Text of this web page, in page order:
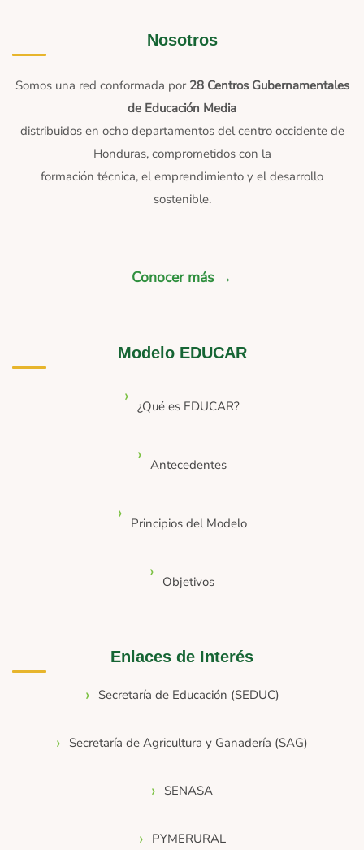
Nosotros
Somos una red conformada por 28 Centros Gubernamentales
de Educación Media
distribuidos en ocho departamentos del centro occidente de
Honduras, comprometidos con la
formación técnica, el emprendimiento y el desarrollo
sostenible.
Conocer más →
Modelo EDUCAR
¿Qué es EDUCAR?
Antecedentes
Principios del Modelo
Objetivos
Enlaces de Interés
Secretaría de Educación (SEDUC)
Secretaría de Agricultura y Ganadería (SAG)
SENASA
PYMERURAL